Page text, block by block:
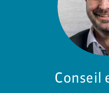
Conseil